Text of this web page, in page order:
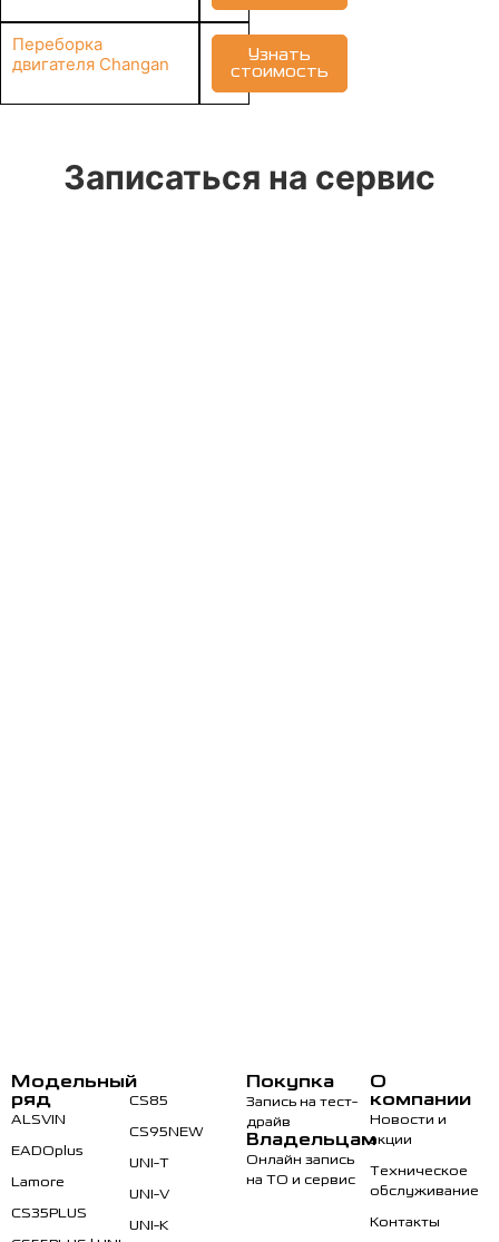
Переборка
двигателя Changan
Узнать
стоимость
Записаться на сервис
Модельный
ряд
ALSVIN
EADOplus
Lamore
CS35PLUS
CS85
CS95NEW
UNI-T
UNI-V
UNI-K
Покупка
Запись на тест-
драйв
Владельцам
Онлайн запись
на ТО и сервис
О
компании
Новости и
акции
Техническое
обслуживание
Контакты